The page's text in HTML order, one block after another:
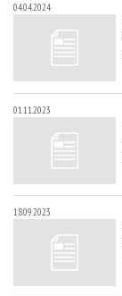
04.04.2024
01.11.2023
18.09.2023